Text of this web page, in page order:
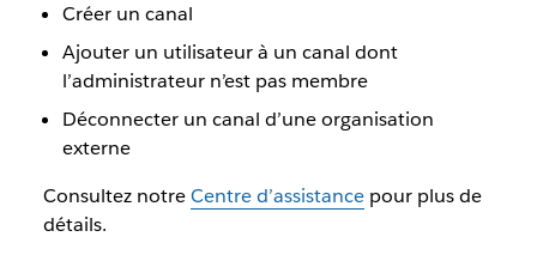
Créer un canal
Ajouter un utilisateur à un canal dont
l’administrateur n’est pas membre
Déconnecter un canal d’une organisation
externe
Consultez notreCentre d’assistancepour plus de
détails.